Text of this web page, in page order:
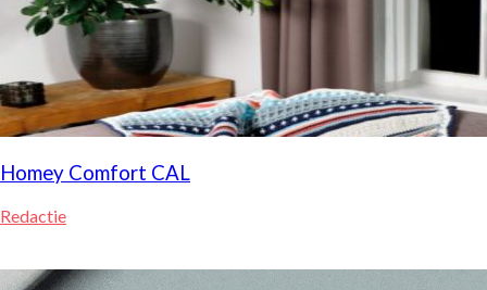
Homey Comfort CAL
Redactie